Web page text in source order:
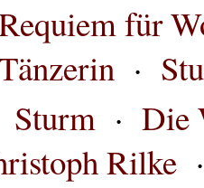
für
·
Sturm · Die
Rilke